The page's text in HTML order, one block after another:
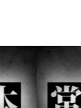
工事中